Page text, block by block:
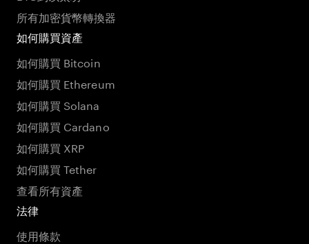
所有加密貨幣轉換器
如何購買資產
如何購買 Bitcoin
如何購買 Ethereum
如何購買 Solana
如何購買 Cardano
如何購買 XRP
如何購買 Tether
查看所有資產
法律
使用條款